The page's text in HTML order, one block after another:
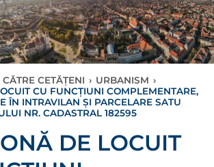
CETĂȚENI › URBANISM ›
CU FUNCȚIUNI COMPLEMENTARE,
ÎN INTRAVILAN ȘI PARCELARE SATU
NR. CADASTRAL 182595
DE LOCUIT